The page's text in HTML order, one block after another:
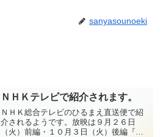
sanyasounoeki
ＮＨＫテレビで紹介されます。
ＮＨＫ総合テレビのひるまえ直送便で紹
介されるようです。放映は９月２６日
（火）前編・１０月３日（火）後編『ぶ